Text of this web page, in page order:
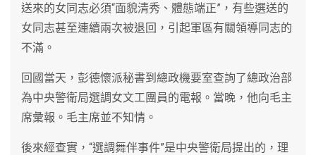
送來的女同志必須“面貌清秀、體態端正”，有些選送的
女同志甚至連續兩次被退回，引起軍區有關領導同志的
不滿。
回國當天，彭德懷派秘書到總政機要室查詢了總政治部
為中央警衛局選調女文工團員的電報。當晚，他向毛主
席彙報。毛主席並不知情。
後來經查實，“選調舞伴事件”是中央警衛局提出的，理